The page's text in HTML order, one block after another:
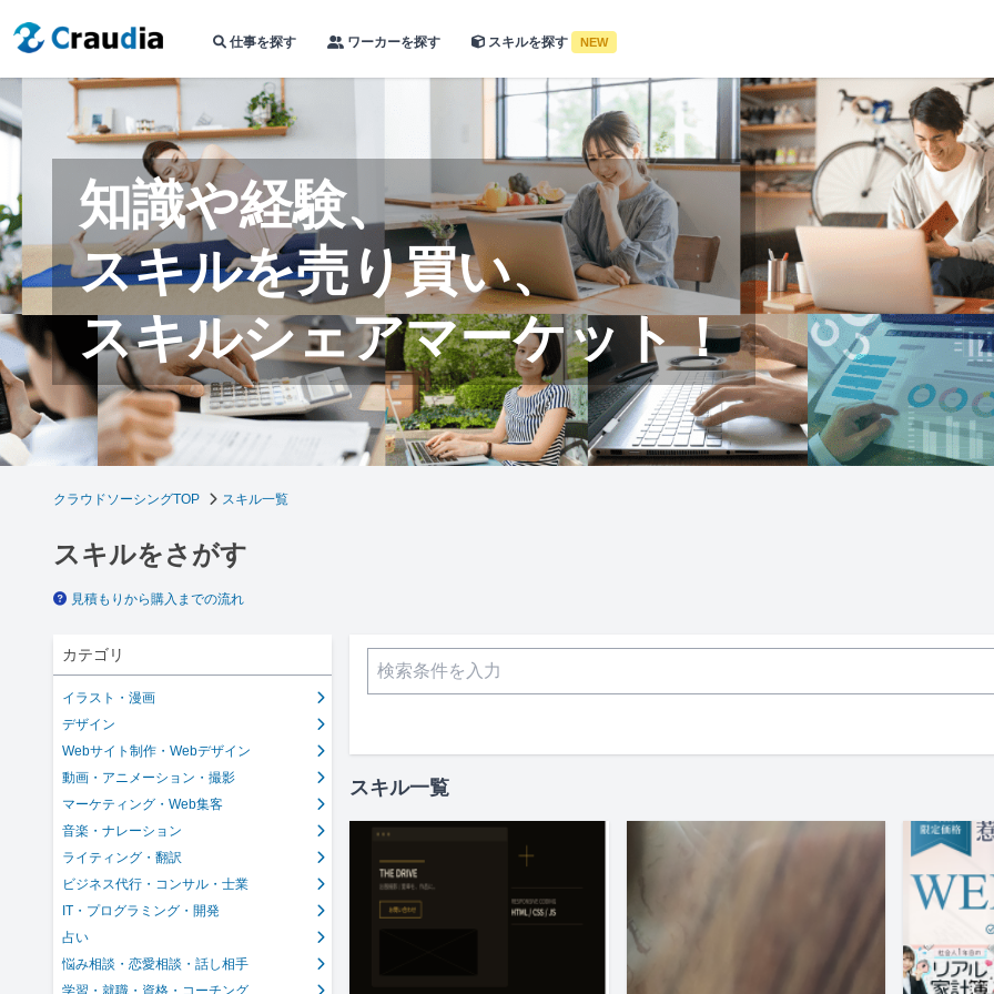
仕事を探す ワーカーを探す スキルを探す NEW
知識や経験、
スキルを売り買い、
スキルシェアマーケット！
クラウドソーシングTOP スキル一覧
スキルをさがす
見積もりから購入までの流れ
カテゴリ
イラスト・漫画
デザイン
Webサイト制作・Webデザイン
動画・アニメーション・撮影
マーケティング・Web集客
音楽・ナレーション
ライティング・翻訳
ビジネス代行・コンサル・士業
IT・プログラミング・開発
占い
悩み相談・恋愛相談・話し相手
学習・就職・資格・コーチング
スキル一覧